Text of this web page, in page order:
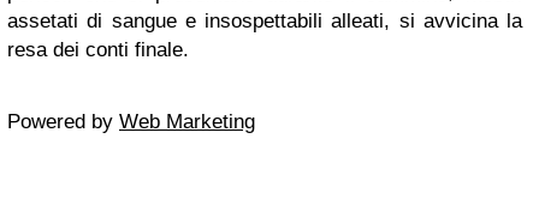
assetati di sangue e insospettabili alleati, si avvicina la
resa dei conti finale.
Powered by Web Marketing